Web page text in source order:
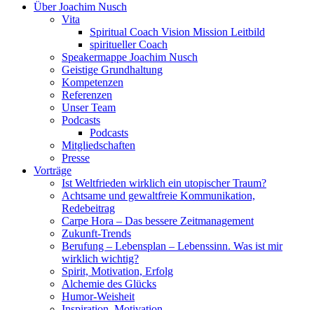
Über Joachim Nusch
Vita
Spiritual Coach Vision Mission Leitbild
spiritueller Coach
Speakermappe Joachim Nusch
Geistige Grundhaltung
Kompetenzen
Referenzen
Unser Team
Podcasts
Podcasts
Mitgliedschaften
Presse
Vorträge
Ist Weltfrieden wirklich ein utopischer Traum?
Achtsame und gewaltfreie Kommunikation,
Redebeitrag
Carpe Hora – Das bessere Zeitmanagement
Zukunft-Trends
Berufung – Lebensplan – Lebenssinn. Was ist mir
wirklich wichtig?
Spirit, Motivation, Erfolg
Alchemie des Glücks
Humor-Weisheit